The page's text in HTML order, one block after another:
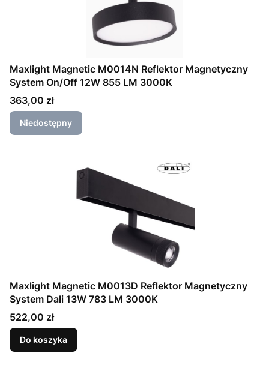
Maxlight Magnetic M0014N Reflektor Magnetyczny
System On/Off 12W 855 LM 3000K
Cena
363,00 zł
Niedostępny
Maxlight Magnetic M0013D Reflektor Magnetyczny
System Dali 13W 783 LM 3000K
Cena
522,00 zł
Do koszyka